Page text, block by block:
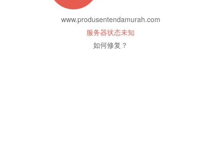
www.produsentendamurah.com
服务器状态未知
如何修复？